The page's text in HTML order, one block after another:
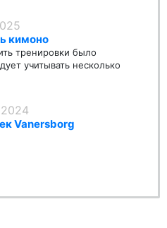
кимоно
тренировки было
учитывать несколько
Vanersborg